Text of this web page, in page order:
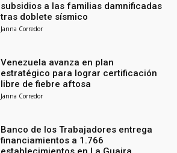
subsidios a las familias damnificadas
tras doblete sísmico
Janna Corredor
Venezuela avanza en plan
estratégico para lograr certificación
libre de fiebre aftosa
Janna Corredor
Banco de los Trabajadores entrega
financiamientos a 1.766